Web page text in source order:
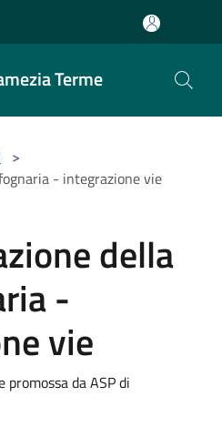
Terme
>
- integrazione vie
della
-
vie
promossa da ASP di